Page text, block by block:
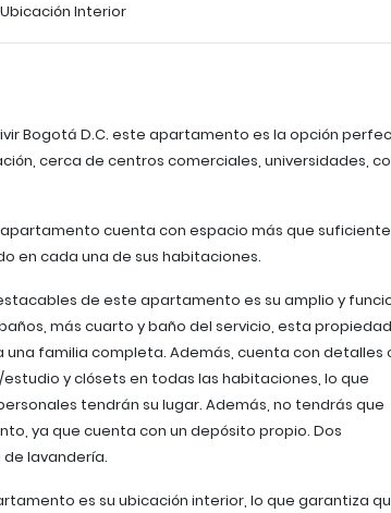
Ubicación Interior
Bogotá D.C. este apartamento es la opción
cerca de centros comerciales, universidades,
apartamento cuenta con espacio más que
en cada una de sus habitaciones.
de este apartamento es su amplio y
más cuarto y baño del servicio, esta propiedad
familia completa. Además, cuenta con detalles
y clósets en todas las habitaciones, lo que
tendrán su lugar. Además, no tendrás que
ya que cuenta con un depósito propio. Dos
lavandería.
es su ubicación interior, lo que garantiza